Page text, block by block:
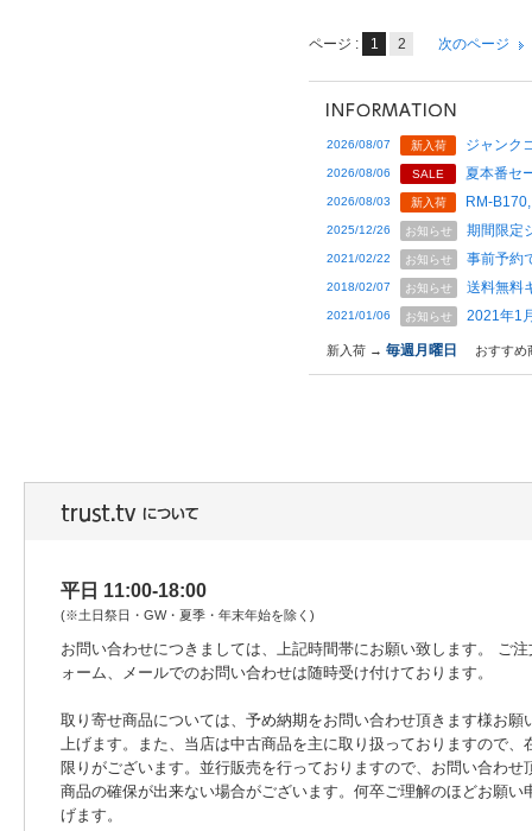
ページ : 1 2 次のページ
2026/08/07 新入荷 ジャンク
2026/08/06 SALE 夏本番セ
2026/08/03 新入荷 RM-
2025/12/26 お知らせ 期間限定
2021/02/22 お知らせ 事前予約
2018/02/07 お知らせ 送料無料
2021/01/06 お知らせ 2021年1
新入荷 → 毎週月曜日 おすす
平日 11:00-18:00
(※土日祭日・GW・夏季・年末年始を除く)
お問い合わせにつきましては、上記時間帯にお願い致します。 ご注
ォーム、メールでのお問い合わせは随時受け付けております。
取り寄せ商品については、予め納期をお問い合わせ頂きます様お願
上げます。また、当店は中古商品を主に取り扱っておりますので、
限りがございます。並行販売を行っておりますので、お問い合わせ
商品の確保が出来ない場合がございます。何卒ご理解のほどお願い
げます。